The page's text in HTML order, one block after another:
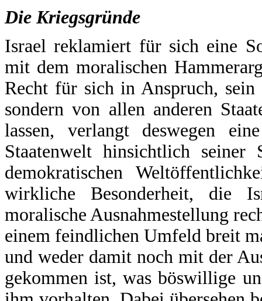
Die Kriegsgründe
Israel reklamiert für sich eine
mit dem moralischen
Recht für sich in Anspruch,
sondern von allen anderen
lassen, verlangt deswegen
Staatenwelt hinsichtlich
demokratischen
wirkliche Besonderheit, die
moralische Ausnahmestellung
einem feindlichen Umfeld breit
und weder damit noch mit der
gekommen ist, was böswillige